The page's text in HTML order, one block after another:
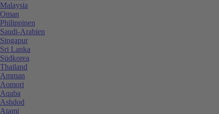
Malaysia
Oman
Philippinen
Saudi-Arabien
Singapur
Sri Lanka
Südkorea
Thailand
Amman
Aomori
Aqaba
Ashdod
Atami